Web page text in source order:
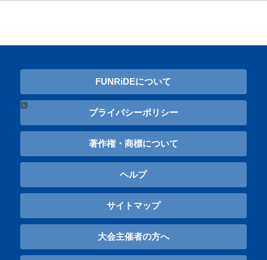
FUNRiDEについて
プライバシーポリシー
著作権・商標について
ヘルプ
サイトマップ
大会主催者の方へ